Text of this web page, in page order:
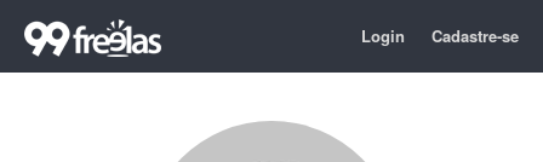
Login Cadastre-se